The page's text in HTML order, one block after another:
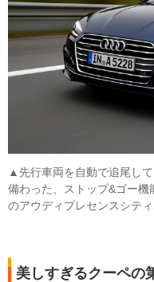
▲先行車両を自動で追尾し
備わった、ストップ&ゴー
のアウディプレセンスシテ
美しすぎるクーペの